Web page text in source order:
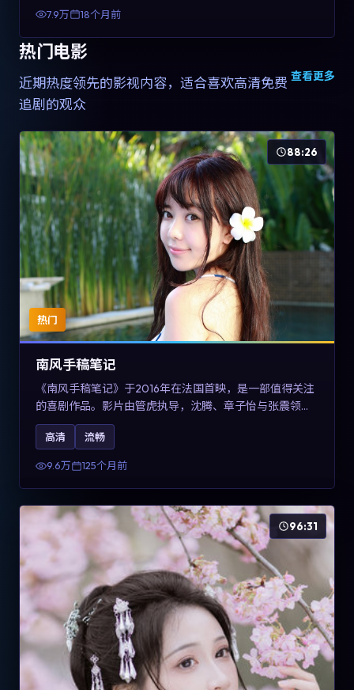
7.9万 18个月前
热门电影
近期热度领先的影视内容，适合喜欢高清免费
追剧的观众
查看更多
热门
88:26
南风手稿笔记
《南风手稿笔记》于2016年在法国首映，是一部值得关注
的喜剧作品。影片由管虎执导，沈腾、章子怡与张震领衔
出演。剧情通过回忆与现实交错呈现记忆的可塑性，整体
完成度高，适合希望了解法国喜剧类型创作的观众在线观
高清 流畅
9.6万 125个月前
96:31